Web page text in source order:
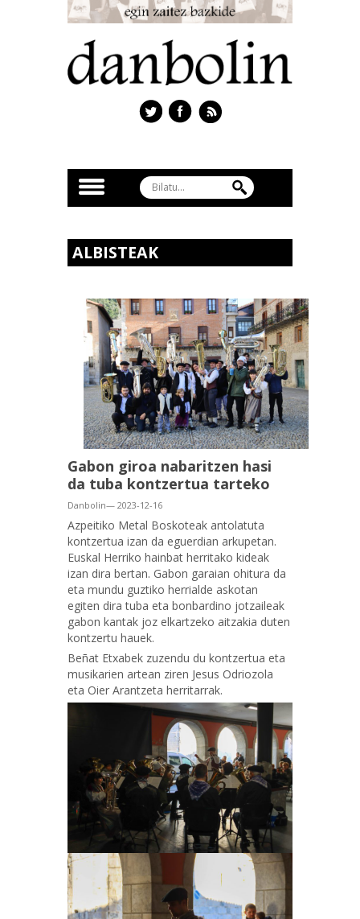
ALBISTEAK
Gabon giroa nabaritzen hasi
da tuba kontzertua tarteko
Danbolin— 2023-12-16
Azpeitiko Metal Boskoteak antolatuta
kontzertua izan da eguerdian arkupetan.
Euskal Herriko hainbat herritako kideak
izan dira bertan. Gabon garaian ohitura da
eta mundu guztiko herrialde askotan
egiten dira tuba eta bonbardino jotzaileak
gabon kantak joz elkartzeko aitzakia duten
kontzertu hauek.
Beñat Etxabek zuzendu du kontzertua eta
musikarien artean ziren Jesus Odriozola
eta Oier Arantzeta herritarrak.